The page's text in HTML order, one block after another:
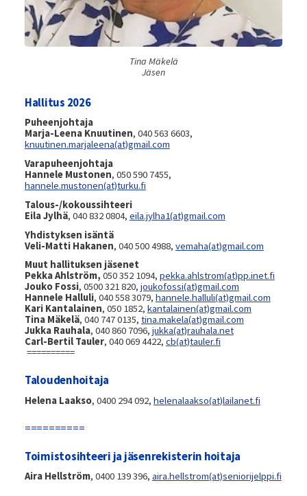
Tina Mäkelä
Jäsen
Hallitus 2026
Puheenjohtaja
Marja-Leena Knuutinen, 040 563 6603,
knuutinen.marjaleena(at)gmail.com
Varapuheenjohtaja
Hannele Mustonen, 050 590 7455,
hannele.mustonen(at)turku.fi
Talous-/kokoussihteeri
Eila Jylhä, 040 832 0804, eila.jylha1(at)gmail.com
Yhdistyksen isäntä
Veli-Matti Hakanen, 040 500 4988, vemaha(at)gmail.com
Muut hallituksen jäsenet
Pekka Ahlström, 050 352 1094, pekka.ahlstrom(at)pp.inet.fi
Jouko Fossi, 0500 321 820, joukofossi(at)gmail.com
Hannele Halluli, 040 558 3079, hannele.halluli(at)gmail.com
Kari Kantalainen, 050 1852, kantalainen(at)gmail.com
Tina Mäkelä, 040 747 0135, tina.makela(at)gmail.com
Jukka Rauhala, 040 860 7096, jukka(at)rauhala.net
Carl-Bertil Tauler, 040 069 4422‬, cb(at)tauler.fi
==========
Taloudenhoitaja
Helena Laakso, 0400 294 092, helenalaakso(at)lailanet.fi
==========
Toimistosihteeri ja jäsenrekisterin hoitaja
Aira Hellström, 0400 139 396, aira.hellstrom(at)seniorijelppi.fi